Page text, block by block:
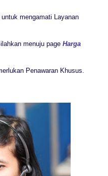
mengamati Layanan
menuju page Harga
Penawaran Khusus.